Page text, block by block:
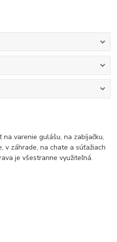
varenie gulášu, na zabíjačku,
v záhrade, na chate a súťažiach
je všestranne využiteľná.